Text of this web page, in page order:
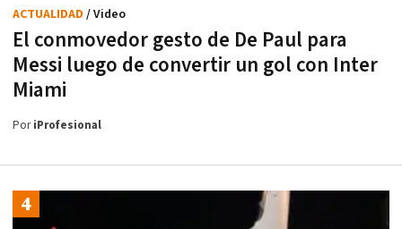
El conmovedor gesto de De Paul para
Messi luego de convertir un gol con Inter
Miami
ACTUALIDAD / Video
PoriProfesional